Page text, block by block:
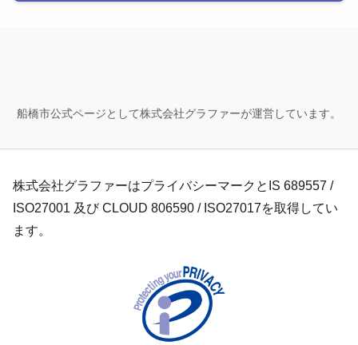
船橋市公式ページとして株式会社グラファーが運営しています。
株式会社グラファーはプライバシーマークとIS 689557 /
ISO27001 及び CLOUD 806590 / ISO27017を取得してい
ます。